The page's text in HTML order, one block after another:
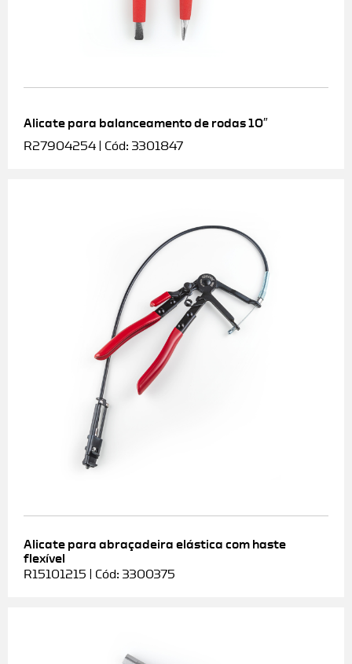
Alicate para balanceamento de rodas 10″
R27904254 | Cód: 3301847
Alicate para abraçadeira elástica com haste
flexível
R15101215 | Cód: 3300375